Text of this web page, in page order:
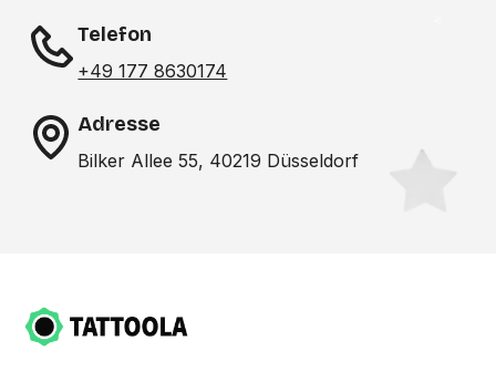
Telefon
+49 177 8630174
Adresse
Bilker Allee 55, 40219 Düsseldorf